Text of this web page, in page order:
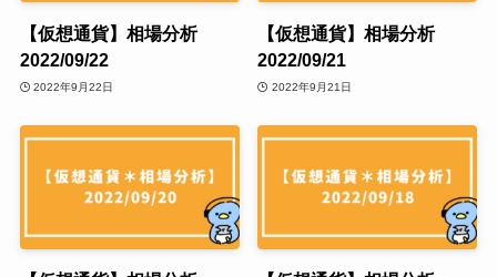
【仮想通貨】相場分析
2022/09/22
2022年9月22日
【仮想通貨】相場分析
2022/09/21
2022年9月21日